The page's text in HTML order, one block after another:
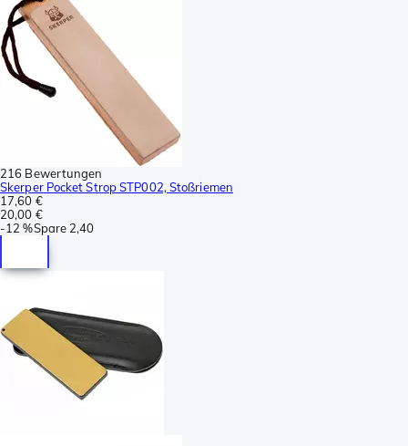
216 Bewertungen
Skerper Pocket Strop STP002, Stoßriemen
17,60 €
20,00 €
-12 %Spare 2,40